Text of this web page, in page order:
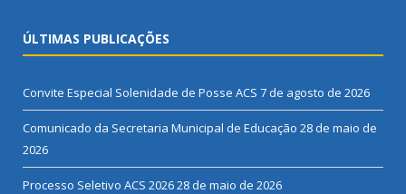
ÚLTIMAS PUBLICAÇÕES
Convite Especial Solenidade de Posse ACS 7 de agosto de 2026
Comunicado da Secretaria Municipal de Educação 28 de maio de
2026
Processo Seletivo ACS 202628 de maio de 2026